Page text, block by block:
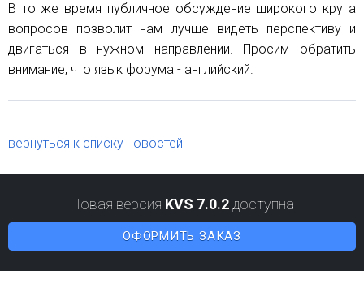
В то же время публичное обсуждение широкого круга
вопросов позволит нам лучше видеть перспективу и
двигаться в нужном направлении. Просим обратить
внимание, что язык форума - английский.
вернуться к списку новостей
Новая версия KVS 7.0.2 доступна
ОФОРМИТЬ ЗАКАЗ